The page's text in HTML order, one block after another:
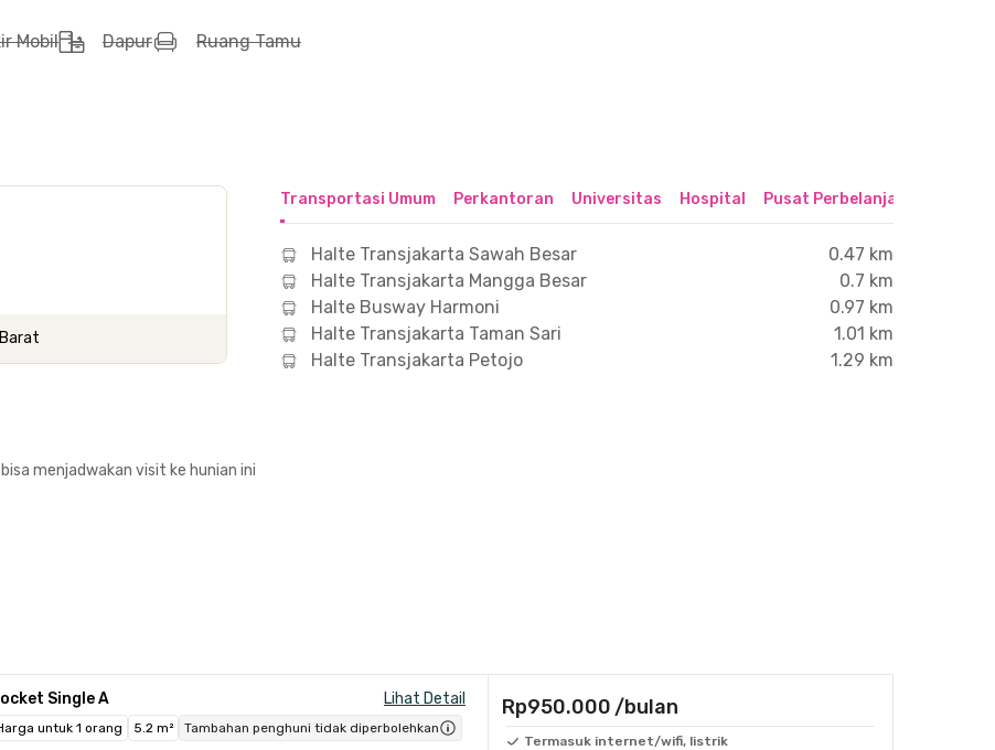
Mobil Dapur
Ruang Tamu
Transportasi Umum Perkantoran Universitas Hospital Pusat Perbelanjaan &
Halte Transjakarta Sawah Besar
0.47 km
Halte Transjakarta Mangga Besar
0.7 km
Halte Busway Harmoni
0.97 km
Halte Transjakarta Taman Sari
1.01 km
Halte Transjakarta Petojo
1.29 km
menjadwakan visit ke hunian ini
Single A Lihat Detail
untuk 1 orang 5.2 m² Tambahan penghuni tidak diperbolehkan
Rp950.000 /bulan
Termasuk internet/wifi, listrik